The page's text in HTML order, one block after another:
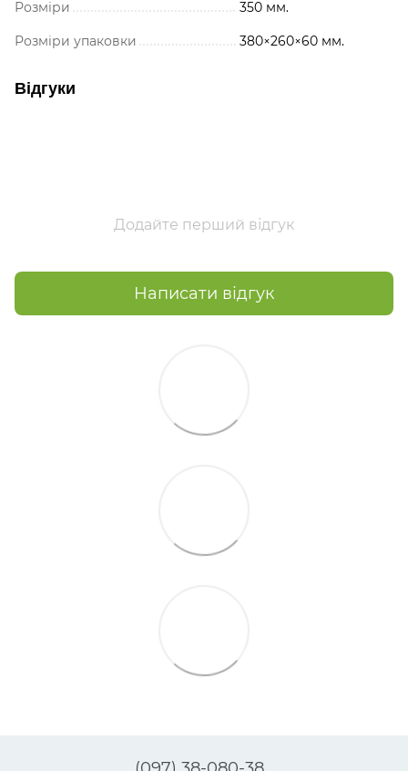
Розміри 350 мм.
Розміри упаковки 380×260×60 мм.
Відгуки
Додайте перший відгук
Написати відгук